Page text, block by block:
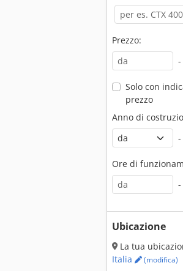
Prezzo:
-
Solo con
prezzo
Anno di
-
Ore di
-
Ubicazione
La tua
Italia
(modifica)